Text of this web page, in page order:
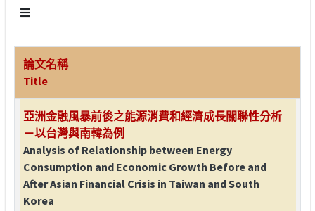
論文名稱
Title
亞洲金融風暴前後之能源消費和經濟成長關聯性分析
－以台灣與南韓為例
Analysis of Relationship between Energy
Consumption and Economic Growth Before and
After Asian Financial Crisis in Taiwan and South
Korea